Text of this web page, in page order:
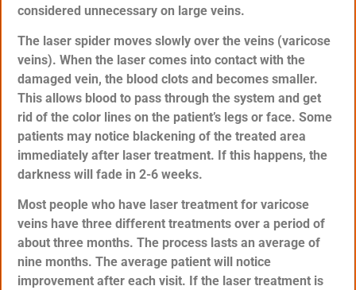
considered unnecessary on large veins.
The laser spider moves slowly over the veins (varicose
veins). When the laser comes into contact with the
damaged vein, the blood clots and becomes smaller.
This allows blood to pass through the system and get
rid of the color lines on the patient’s legs or face. Some
patients may notice blackening of the treated area
immediately after laser treatment. If this happens, the
darkness will fade in 2-6 weeks.
Most people who have laser treatment for varicose
veins have three different treatments over a period of
about three months. The process lasts an average of
nine months. The average patient will notice
improvement after each visit. If the laser treatment is